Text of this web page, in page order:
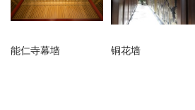
能仁寺幕墙 铜花墙